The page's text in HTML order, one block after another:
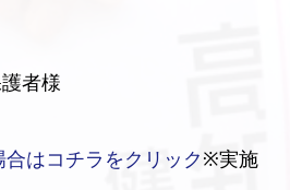
者様
はコチラをクリック※実施